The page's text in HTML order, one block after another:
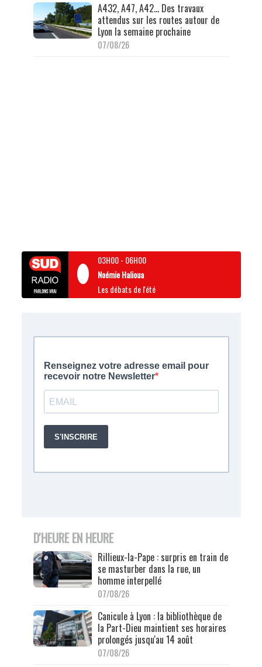
A432, A47, A42… Des travaux
attendus sur les routes autour de
Lyon la semaine prochaine
07/08/26
03H00- 06H00
Noémie Halioua
Les débats de l'été
D'HEURE EN HEURE
Rillieux-la-Pape : surpris en train de
se masturber dans la rue, un
homme interpellé
07/08/26
Canicule à Lyon : la bibliothèque de
la Part-Dieu maintient ses horaires
prolongés jusqu'au 14 août
07/08/26